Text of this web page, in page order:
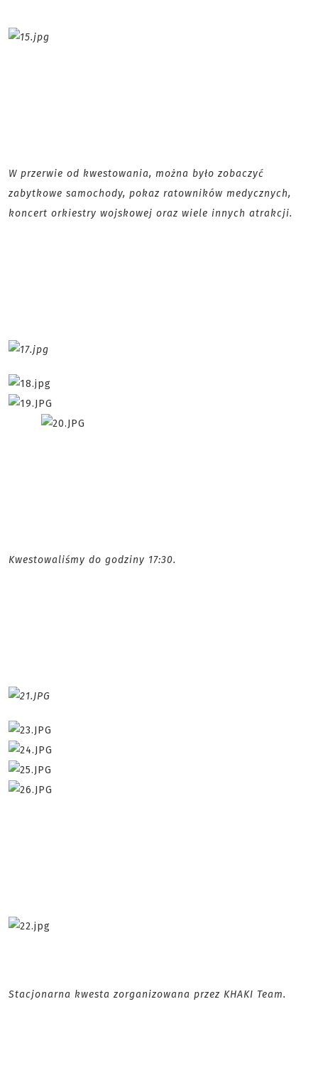
W przerwie od kwestowania, można było zobaczyć
zabytkowe samochody, pokaz ratowników medycznych,
koncert orkiestry wojskowej oraz wiele innych atrakcji.
Kwestowaliśmy do godziny 17:30.
Stacjonarna kwesta zorganizowana przez KHAKI Team.